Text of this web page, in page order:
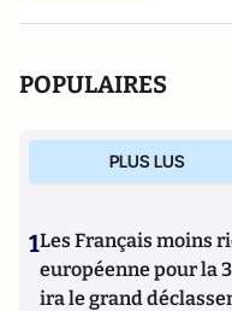
POPULAIRES
PLUS LUS
1Les Français moins
européenne pour la
ira le grand